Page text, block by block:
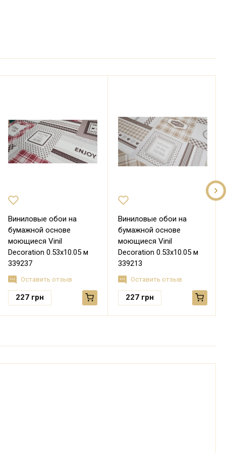
Виниловые обои на
бумажной основе
моющиеся Vinil
Decoration 0.53х10.05 м
339237
Оставить отзыв
227 грн
Виниловые обои на
бумажной основе
моющиеся Vinil
Decoration 0.53х10.05 м
339213
Оставить отзыв
227 грн